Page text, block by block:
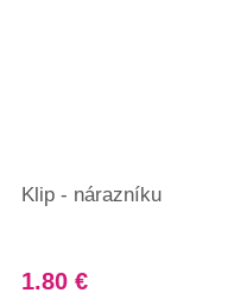
Klip - nárazníku
1.80 €